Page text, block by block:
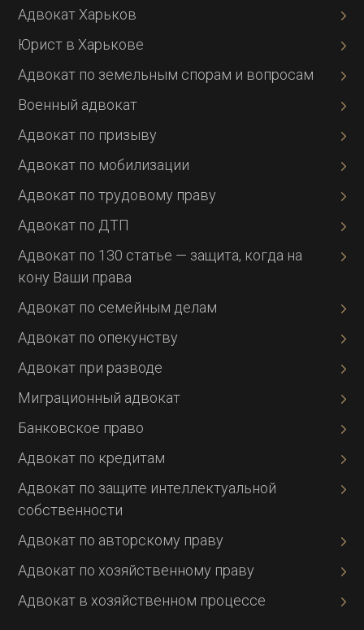
Адвокат Харьков
Юрист в Харькове
Адвокат по земельным спорам и вопросам
Военный адвокат
Адвокат по призыву
Адвокат по мобилизации
Адвокат по трудовому праву
Адвокат по ДТП
Адвокат по 130 статье — защита, когда на
кону Ваши права
Адвокат по семейным делам
Адвокат по опекунству
Адвокат при разводе
Миграционный адвокат
Банковское право
Адвокат по кредитам
Адвокат по защите интеллектуальной
собственности
Адвокат по авторскому праву
Адвокат по хозяйственному праву
Адвокат в хозяйственном процессе